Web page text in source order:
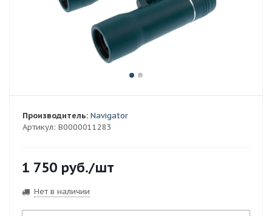
Артикул: В0000011283
Производитель: Navigator
1 750 руб./шт
Нет в наличии